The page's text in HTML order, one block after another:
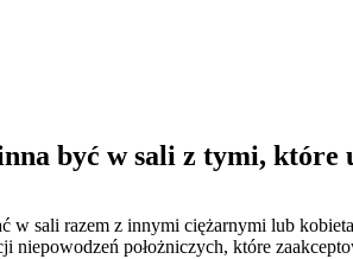
być w sali z tymi, które
w sali razem z innymi ciężarnymi lub
położniczych, które